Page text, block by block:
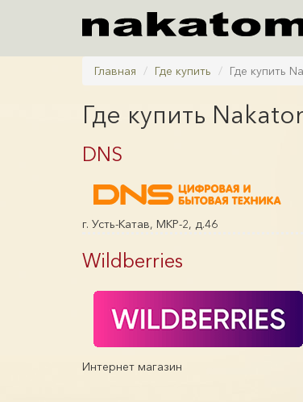
Главная Где купить Где купить
Где купить
DNS
г. Усть-Катав, МКР-2, д.46
Wildberries
Интернет магазин